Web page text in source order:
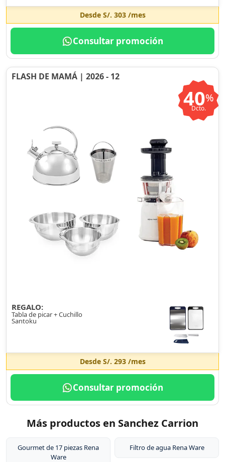
Desde S/. 303/mes
Consultar promoción
FLASH DE MAMÁ | 2026 - 12
40%
Dcto.
REGALO:
Tabla de picar + Cuchillo
Santoku
Desde S/. 293/mes
Consultar promoción
Más productos en Sanchez Carrion
Gourmet de 17 piezas Rena
Ware
Filtro de agua Rena Ware